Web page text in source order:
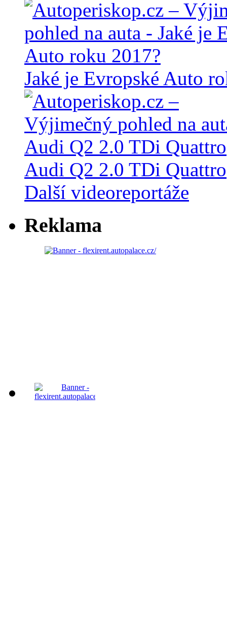
Jaké je Evropské Auto
Audi Q2 2.0 TDi Quattro
Další videoreportáže
Reklama